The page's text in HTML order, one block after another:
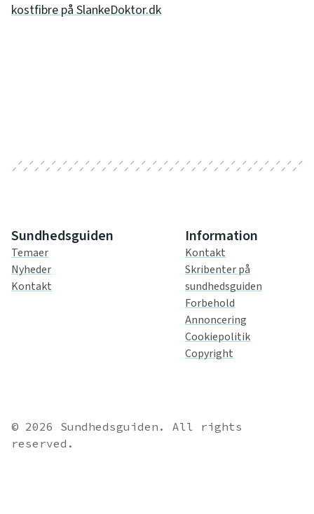
kostfibre på SlankeDoktor.dk
Sundhedsguiden
Temaer
Nyheder
Kontakt
Information
Kontakt
Skribenter på
sundhedsguiden
Forbehold
Annoncering
Cookiepolitik
Copyright
© 2026 Sundhedsguiden. All rights
reserved.